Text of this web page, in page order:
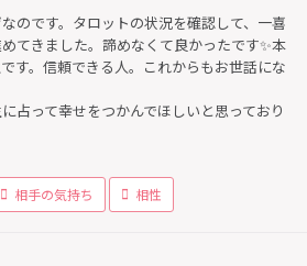
のです。タロットの状況を確認して、一喜
てきました。諦めなくて良かったです✨本
す。信頼できる人。これからもお世話にな
占って幸せをつかんでほしいと思っており
相手の気持ち 相性